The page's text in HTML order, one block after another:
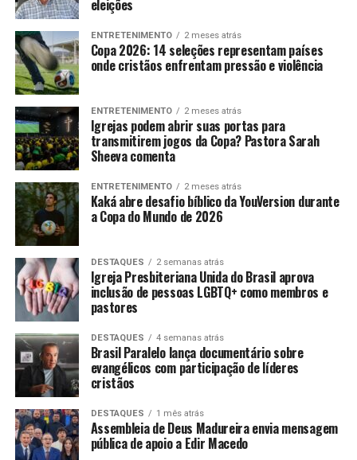
eleições
ENTRETENIMENTO 2 meses atrás
Copa 2026: 14 seleções representam países
onde cristãos enfrentam pressão e violência
ENTRETENIMENTO 2 meses atrás
Igrejas podem abrir suas portas para
transmitirem jogos da Copa? Pastora Sarah
Sheeva comenta
ENTRETENIMENTO 2 meses atrás
Kaká abre desafio bíblico da YouVersion durante
a Copa do Mundo de 2026
DESTAQUES 2 semanas atrás
Igreja Presbiteriana Unida do Brasil aprova
inclusão de pessoas LGBTQ+ como membros e
pastores
DESTAQUES 4 semanas atrás
Brasil Paralelo lança documentário sobre
evangélicos com participação de líderes
cristãos
DESTAQUES 1 mês atrás
Assembleia de Deus Madureira envia mensagem
pública de apoio a Edir Macedo